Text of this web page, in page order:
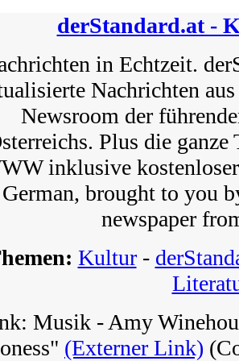
derStandard.at -
in Echtzeit.
Nachrichten
Newsroom der
Plus die
inklusive
German, brought to you
newspaper
Kultur-
Musik - Amy
(Externer Link)